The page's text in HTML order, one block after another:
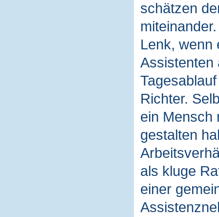
schätzen
Lenk, wenn
Assistenten
Richter.
ein Mensch
gestalten
als kluge
einer